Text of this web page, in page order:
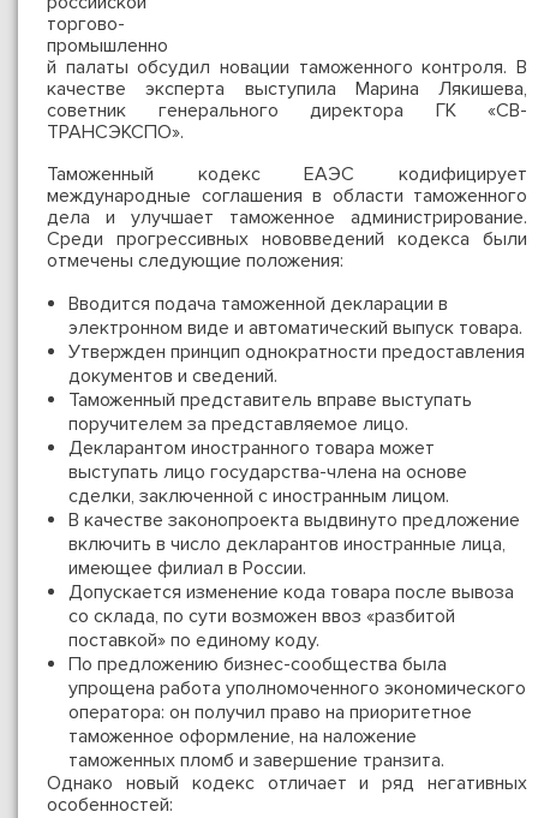
торгово-
промышленно
й палаты обсудил новации таможенного контроля. В
качестве эксперта выступила Марина Лякишева,
советник генерального директора ГК «СВ-
ТРАНСЭКСПО».
Таможенный кодекс ЕАЭС кодифицирует
международные соглашения в области таможенного
дела и улучшает таможенное администрирование.
Среди прогрессивных нововведений кодекса были
отмечены следующие положения:
Вводится подача таможенной декларации в
электронном виде и автоматический выпуск товара.
Утвержден принцип однократности предоставления
документов и сведений.
Таможенный представитель вправе выступать
поручителем за представляемое лицо.
Декларантом иностранного товара может
выступать лицо государства-члена на основе
сделки, заключенной с иностранным лицом.
В качестве законопроекта выдвинуто предложение
включить в число декларантов иностранные лица,
имеющее филиал в России.
Допускается изменение кода товара после вывоза
со склада, по сути возможен ввоз «разбитой
поставкой» по единому коду.
По предложению бизнес-сообщества была
упрощена работа уполномоченного экономического
оператора: он получил право на приоритетное
таможенное оформление, на наложение
таможенных пломб и завершение транзита.
Однако новый кодекс отличает и ряд негативных
особенностей: